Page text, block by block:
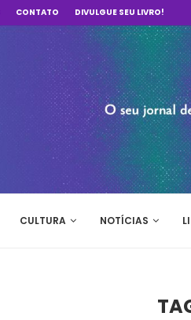
CONTATO DIVULGUE SEU LIVRO!
CULTURA NOTÍCIAS